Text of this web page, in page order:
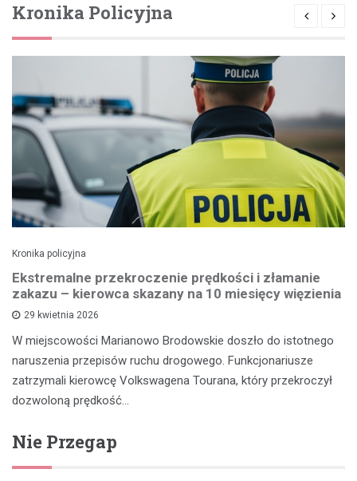
Kronika Policyjna
Kronika policyjna
Ekstremalne przekroczenie prędkości i złamanie
zakazu – kierowca skazany na 10 miesięcy więzienia
29 kwietnia 2026
W miejscowości Marianowo Brodowskie doszło do istotnego
naruszenia przepisów ruchu drogowego. Funkcjonariusze
zatrzymali kierowcę Volkswagena Tourana, który przekroczył
dozwoloną prędkość…
Nie Przegap